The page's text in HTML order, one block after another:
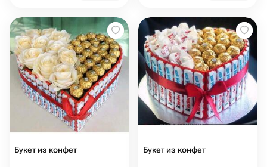
Букет из конфет Букет из конфет ️